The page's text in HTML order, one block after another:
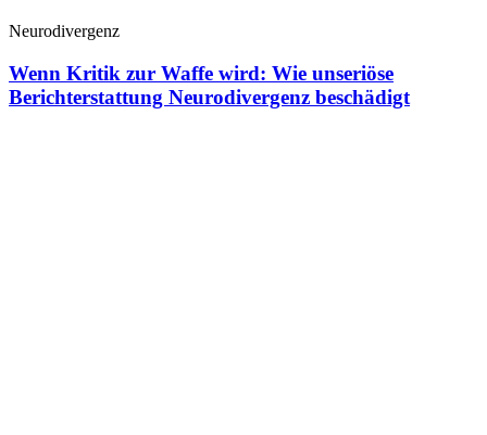
Neurodivergenz
Wenn Kritik zur Waffe wird: Wie unseriöse
Berichterstattung Neurodivergenz beschädigt